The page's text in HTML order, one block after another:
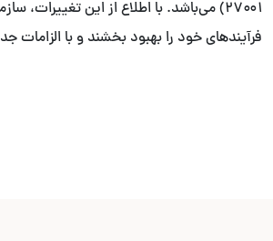
۲۷۰۰۱) می‌باشد. با اطلاع از این تغییرات،
فرآیندهای خود را بهبود بخشند و با الزامات